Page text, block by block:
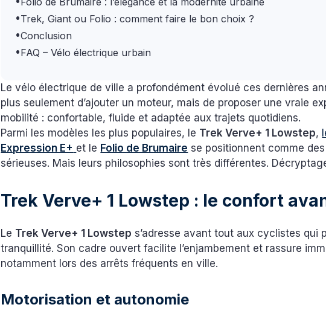
•Trek, Giant ou Folio : comment faire le bon choix ?
•Conclusion
•FAQ – Vélo électrique urbain
Le vélo électrique de ville a profondément évolué ces dernières
plus seulement d’ajouter un moteur, mais de proposer une vraie
mobilité : confortable, fluide et adaptée aux trajets quotidiens.
Parmi les modèles les plus populaires, le Trek Verve+ 1 Lowstep,
Expression E+ et le Folio de Brumaire se positionnent comme
sérieuses. Mais leurs philosophies sont très différentes.
Trek Verve+ 1 Lowstep : le confort
Le Trek Verve+ 1 Lowstep s’adresse avant tout aux cyclistes qui
tranquillité. Son cadre ouvert facilite l’enjambement et rassure
notamment lors des arrêts fréquents en ville.
Motorisation et autonomie